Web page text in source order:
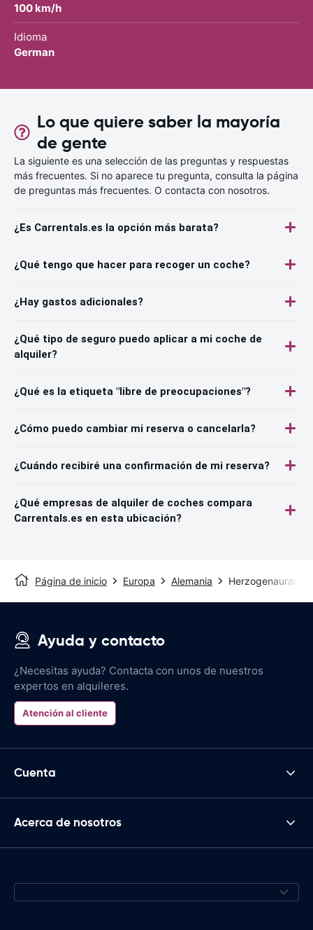
100 km/h
Idioma
German
Lo que quiere saber la mayoría
de gente
La siguiente es una selección de las preguntas y respuestas
más frecuentes. Si no aparece tu pregunta, consulta la página
de preguntas más frecuentes. O contacta con nosotros.
¿Es Carrentals.es la opción más barata?
¿Qué tengo que hacer para recoger un coche?
¿Hay gastos adicionales?
¿Qué tipo de seguro puedo aplicar a mi coche de
alquiler?
¿Qué es la etiqueta "libre de preocupaciones"?
¿Cómo puedo cambiar mi reserva o cancelarla?
¿Cuándo recibiré una confirmación de mi reserva?
¿Qué empresas de alquiler de coches compara
Carrentals.es en esta ubicación?
Página de inicio Europa Alemania Herzogenaurach
Ayuda y contacto
¿Necesitas ayuda? Contacta con unos de nuestros
expertos en alquileres.
Atención al cliente
Cuenta
Acerca de nosotros